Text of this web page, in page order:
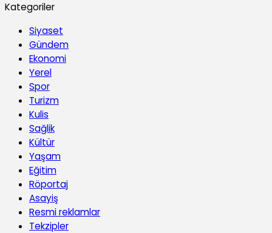
Kategoriler
Siyaset
Gündem
Ekonomi
Yerel
Spor
Turizm
Kulis
Sağlik
Kültür
Yaşam
Eğitim
Röportaj
Asayiş
Resmi reklamlar
Tekzipler